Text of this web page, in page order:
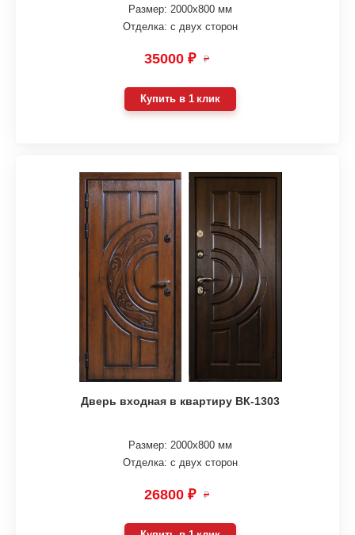
Размер: 2000х800 мм
Отделка: с двух сторон
35000 ₽ ₽
Купить в 1 клик
Дверь входная в квартиру ВК-1303
Размер: 2000х800 мм
Отделка: с двух сторон
26800 ₽ ₽